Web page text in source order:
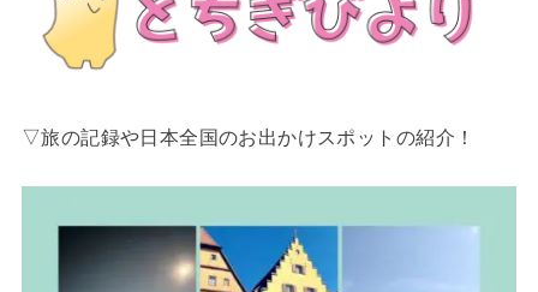
▽旅の記録や日本全国のお出かけスポットの紹介！